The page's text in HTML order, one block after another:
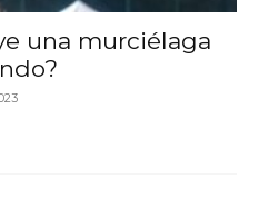
una murciélaga